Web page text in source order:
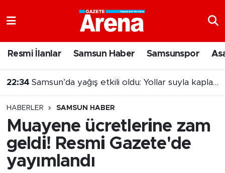
Resmi İlanlar Samsun Haber Samsunspor
22:34 Samsun’da yağış etkili oldu: Yollar suyla kaplandı
HABERLER SAMSUN HABER
Muayene ücretlerine zam
geldi! Resmi Gazete'de
yayımlandı
Samsun Namaz Vakitleri
Süper Lig Puan Durumu ve Fikstür
Tüm Manşetler